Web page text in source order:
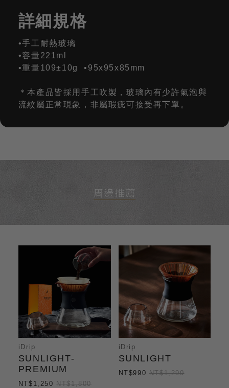
詳細規格
•手工耐熱玻璃
•容量221ml
•重量109±10g •95x95x85mm
＊本產品皆採用手工吹製，玻璃內有少許氣泡與
流紋屬正常現象，非屬瑕疵可接受再下單。
周邊推薦
iDrip
SUNLIGHT-
PREMIUM
NT$1,250NT$1,800
iDrip
SUNLIGHT
NT$990 NT$1,290